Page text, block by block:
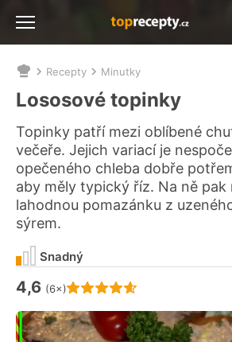
Nacházíte
se
zde:
Recepty Minutky
Lososové topinky
Topinky patří mezi oblíbené
večeře. Jejich variací je
opečeného chleba dobře
aby měly typický říz. Na ně pak
lahodnou pomazánku z
sýrem.
Hodnocení receptu je
4,6 (6×)
Snadný